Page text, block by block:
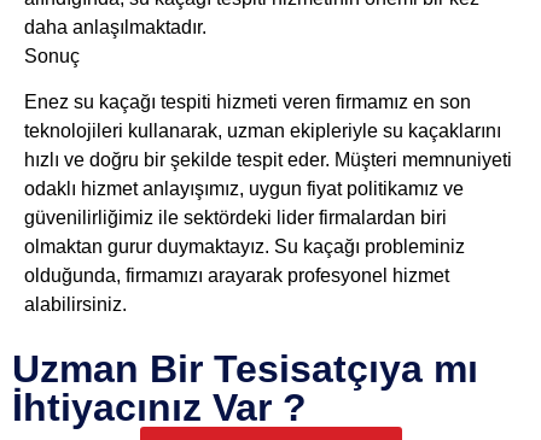
daha anlaşılmaktadır.
Sonuç
Enez su kaçağı tespiti hizmeti veren firmamız en son
teknolojileri kullanarak, uzman ekipleriyle su kaçaklarını
hızlı ve doğru bir şekilde tespit eder. Müşteri memnuniyeti
odaklı hizmet anlayışımız, uygun fiyat politikamız ve
güvenilirliğimiz ile sektördeki lider firmalardan biri
olmaktan gurur duymaktayız. Su kaçağı probleminiz
olduğunda, firmamızı arayarak profesyonel hizmet
alabilirsiniz.
Uzman Bir Tesisatçıya mı
İhtiyacınız Var ?